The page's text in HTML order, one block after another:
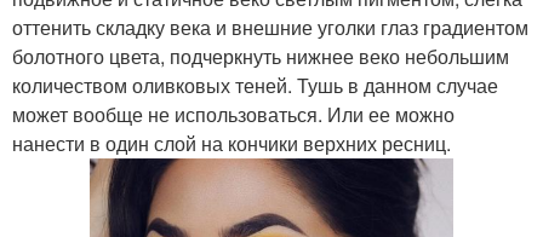
оттенить складку века и внешние уголки глаз градиентом
болотного цвета, подчеркнуть нижнее веко небольшим
количеством оливковых теней. Тушь в данном случае
может вообще не использоваться. Или ее можно
нанести в один слой на кончики верхних ресниц.